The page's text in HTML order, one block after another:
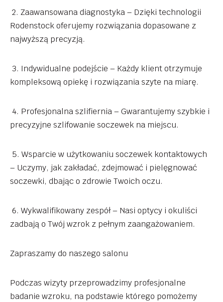
2. Zaawansowana diagnostyka – Dzięki technologii
Rodenstock oferujemy rozwiązania dopasowane z
najwyższą precyzją.
3. Indywidualne podejście – Każdy klient otrzymuje
kompleksową opiekę i rozwiązania szyte na miarę.
4. Profesjonalna szlifiernia – Gwarantujemy szybkie i
precyzyjne szlifowanie soczewek na miejscu.
5. Wsparcie w użytkowaniu soczewek kontaktowych
– Uczymy, jak zakładać, zdejmować i pielęgnować
soczewki, dbając o zdrowie Twoich oczu.
6. Wykwalifikowany zespół – Nasi optycy i okuliści
zadbają o Twój wzrok z pełnym zaangażowaniem.
Zapraszamy do naszego salonu
Podczas wizyty przeprowadzimy profesjonalne
badanie wzroku, na podstawie którego pomożemy